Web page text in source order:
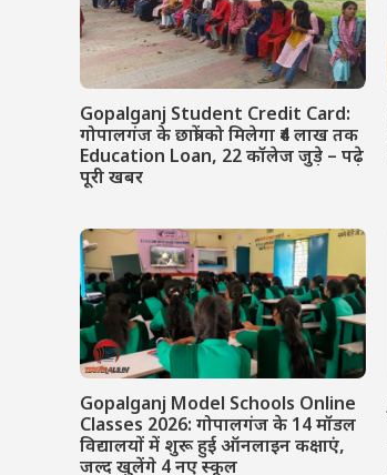
Gopalganj Student Credit Card:
गोपालगंज के छात्रों को मिलेगा ₹4 लाख तक
Education Loan, 22 कॉलेज जुड़े – पढ़े
पूरी खबर
Gopalganj Model Schools Online
Classes 2026: गोपालगंज के 14 मॉडल
विद्यालयों में शुरू हुई ऑनलाइन कक्षाएं,
जल्द खुलेंगे 4 नए स्कूल